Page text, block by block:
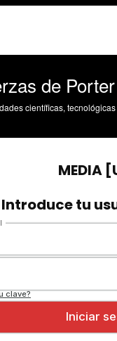
de Porter
científicas,